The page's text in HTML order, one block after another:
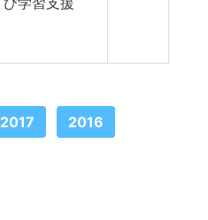
2017 2016